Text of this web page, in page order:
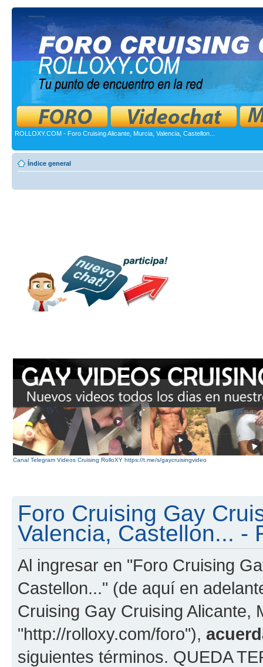
ROLLOXY.COM - Foro Cruising Alicante, Murcia, Valencia, Castellon...
Índice general
Canal Telegram Videos Cruising RolloXY https://t.me/s/gaycruisingvideo
Foro Cruising Gay
Valencia, Castellon... -
Al ingresar en "Foro Cruising
Castellon..." (de aquí en
Cruising Gay Cruising Alicante,
"http://rolloxy.com/foro"),
siguientes términos. QUEDA